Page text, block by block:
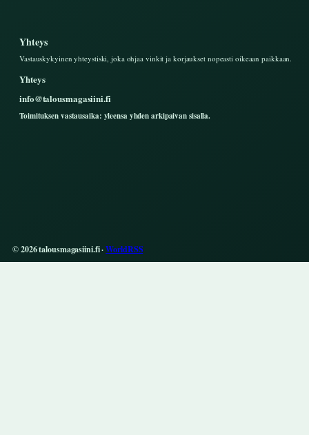
Yhteys
Vastauskykyinen yhteystiski, joka ohjaa vinkit ja korjaukset nopeasti oikeaan paikkaan.
Yhteys
info@talousmagasiini.fi
Toimituksen vastausaika: yleensa yhden arkipaivan sisalla.
© 2026 talousmagasiini.fi ·WorldRSS